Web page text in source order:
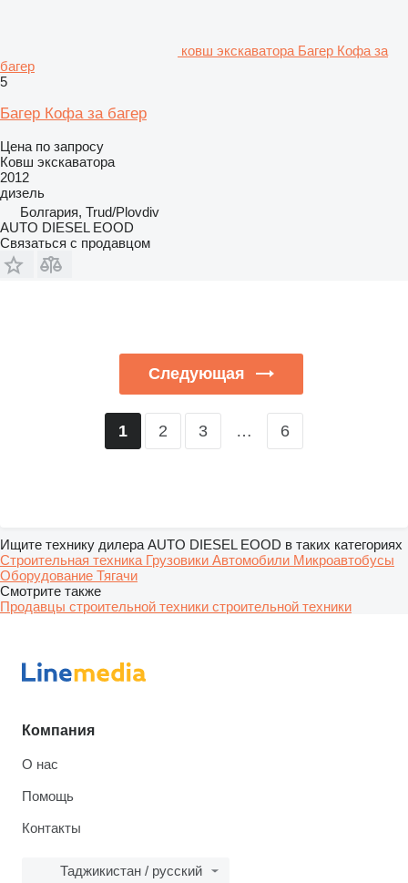
ковш экскаватора Багер Кофа за
багер
5
Багер Кофа за багер
Цена по запросу
Ковш экскаватора
2012
дизель
Болгария, Trud/Plovdiv
AUTO DIESEL EOOD
Связаться с продавцом
Следующая
1 2 3 … 6
Ищите технику дилера AUTO DIESEL EOOD в таких категориях
Строительная техника Грузовики Автомобили Микроавтобусы
Оборудование Тягачи
Смотрите также
Продавцы строительной техники строительной техники
Компания
О нас
Помощь
Контакты
Таджикистан / русский